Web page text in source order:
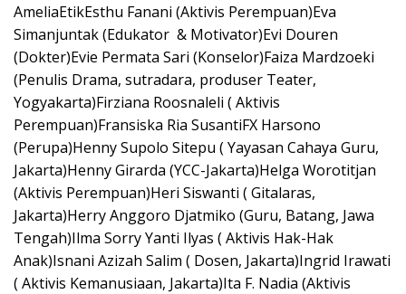
AmeliaEtikEsthu Fanani (Aktivis Perempuan)Eva
Simanjuntak (Edukator & Motivator)Evi Douren
(Dokter)Evie Permata Sari (Konselor)Faiza Mardzoeki
(Penulis Drama, sutradara, produser Teater,
Yogyakarta)Firziana Roosnaleli ( Aktivis
Perempuan)Fransiska Ria SusantiFX Harsono
(Perupa)Henny Supolo Sitepu ( Yayasan Cahaya Guru,
Jakarta)Henny Girarda (YCC-Jakarta)Helga Worotitjan
(Aktivis Perempuan)Heri Siswanti ( Gitalaras,
Jakarta)Herry Anggoro Djatmiko (Guru, Batang, Jawa
Tengah)Ilma Sorry Yanti Ilyas ( Aktivis Hak-Hak
Anak)Isnani Azizah Salim ( Dosen, Jakarta)Ingrid Irawati
( Aktivis Kemanusiaan, Jakarta)Ita F. Nadia (Aktivis